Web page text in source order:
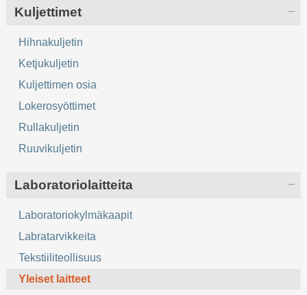
Kuljettimet
Hihnakuljetin
Ketjukuljetin
Kuljettimen osia
Lokerosyöttimet
Rullakuljetin
Ruuvikuljetin
Laboratoriolaitteita
Laboratoriokylmäkaapit
Labratarvikkeita
Tekstiiliteollisuus
Yleiset laitteet